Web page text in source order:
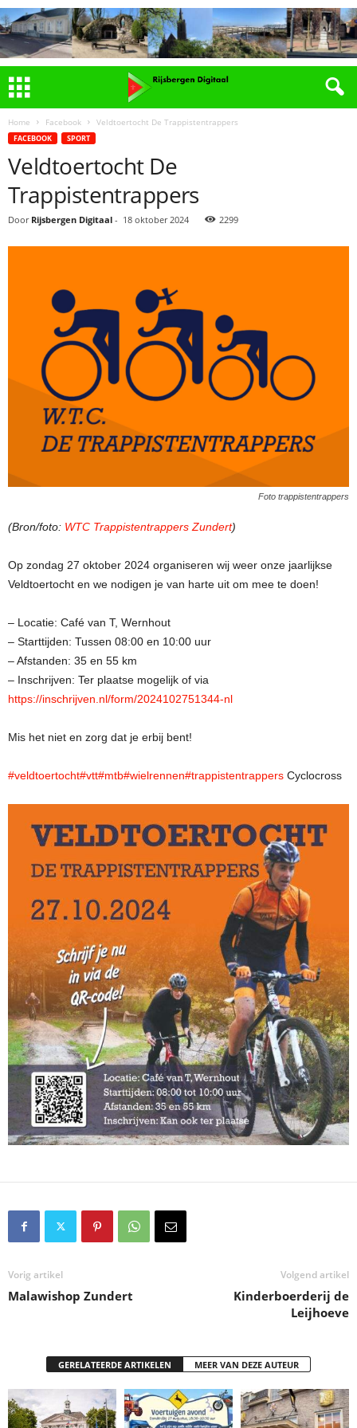
Home Facebook Veldtoertocht De Trappistentrappers
FACEBOOK SPORT
Veldtoertocht De
Trappistentrappers
Door Rijsbergen Digitaal - 18 oktober 2024 2299
Foto trappistentrappers
(Bron/foto: WTC Trappistentrappers Zundert)
Op zondag 27 oktober 2024 organiseren wij weer onze jaarlijkse
Veldtoertocht en we nodigen je van harte uit om mee te doen!
– Locatie: Café van T, Wernhout
– Starttijden: Tussen 08:00 en 10:00 uur
– Afstanden: 35 en 55 km
– Inschrijven: Ter plaatse mogelijk of via
https://inschrijven.nl/form/2024102751344-nl
Mis het niet en zorg dat je erbij bent!
#veldtoertocht#vtt#mtb#wielrennen#trappistentrappers Cyclocross
Vorig artikel
Malawishop Zundert
Volgend artikel
Kinderboerderij de
Leijhoeve
GERELATEERDE ARTIKELEN MEER VAN DEZE AUTEUR